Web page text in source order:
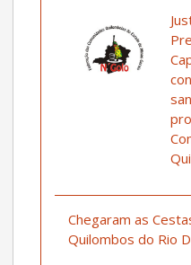
Chegaram as
Quilombos do Rio